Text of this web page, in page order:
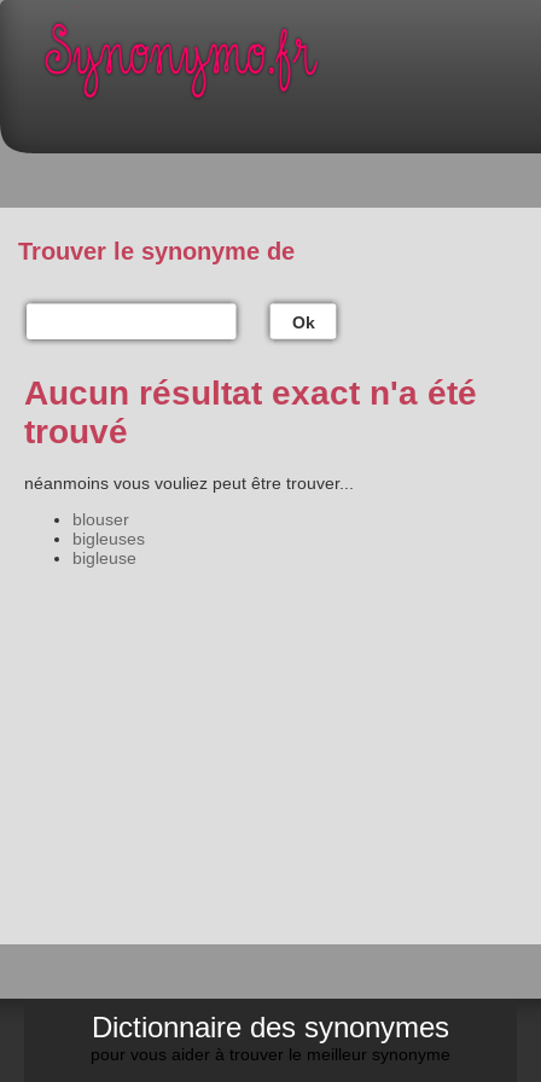
Trouver le synonyme de
Ok
Aucun résultat exact n'a été
trouvé
néanmoins vous vouliez peut être trouver...
blouser
bigleuses
bigleuse
Dictionnaire des synonymes
pour vous aider à trouver le meilleur synonyme